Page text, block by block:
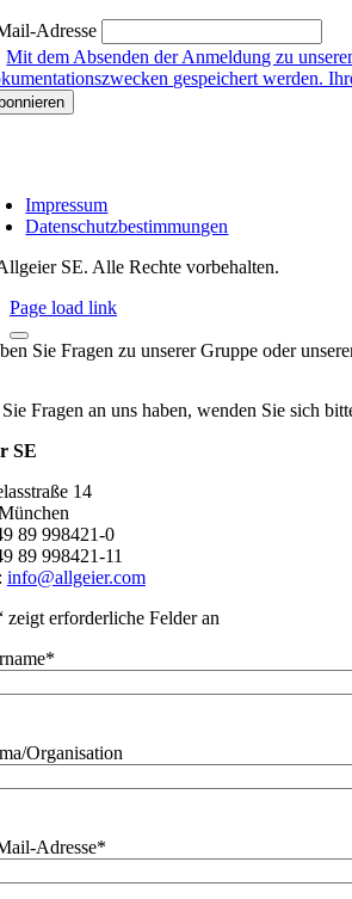
Adresse
Mit dem Absenden der Anmeldung zu
gespeichert werden.
Impressum
Datenschutzbestimmungen
SE. Alle Rechte vorbehalten.
Page load link
Sie Fragen zu unserer Gruppe oder
Fragen an uns haben, wenden Sie sich
SE
14
89 998421-0
89 998421-11
info@allgeier.com
zeigt erforderliche Felder an
*
Organisation
Adresse*